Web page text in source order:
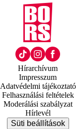
Hírarchívum
Impresszum
Adatvédelmi tájékoztató
Felhasználási feltételek
Moderálási szabályzat
Hírlevél
Süti beállítások